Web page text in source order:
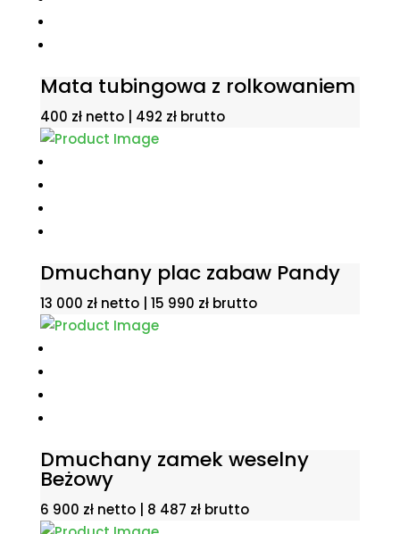
Mata tubingowa z rolkowaniem
400 zł netto | 492 złbrutto
Dmuchany plac zabaw Pandy
13 000 zł netto | 15 990 złbrutto
Dmuchany zamek weselny
Beżowy
6 900 zł netto | 8 487 złbrutto